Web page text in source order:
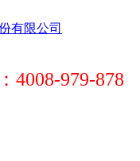
4008-979-878